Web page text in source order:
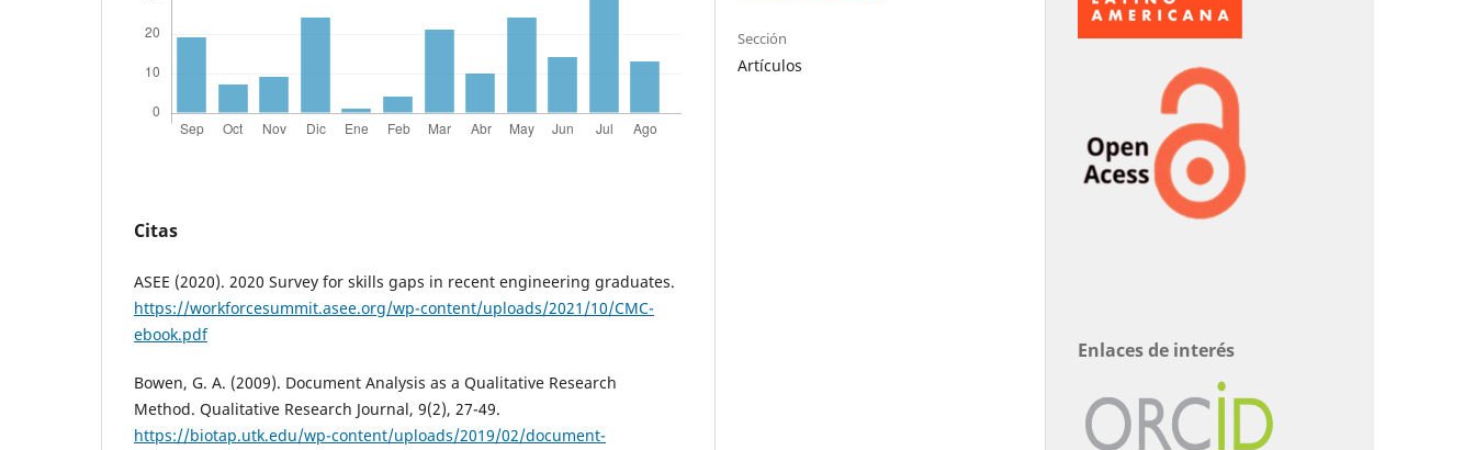
Citas
ASEE (2020). 2020 Survey for skills gaps in recent engineering graduates.
https://workforcesummit.asee.org/wp-content/uploads/2021/10/CMC-
ebook.pdf
Bowen, G. A. (2009). Document Analysis as a Qualitative Research
Method. Qualitative Research Journal, 9(2), 27-49.
https://biotap.utk.edu/wp-content/uploads/2019/02/document-
Sección
Artículos
Enlaces de interés